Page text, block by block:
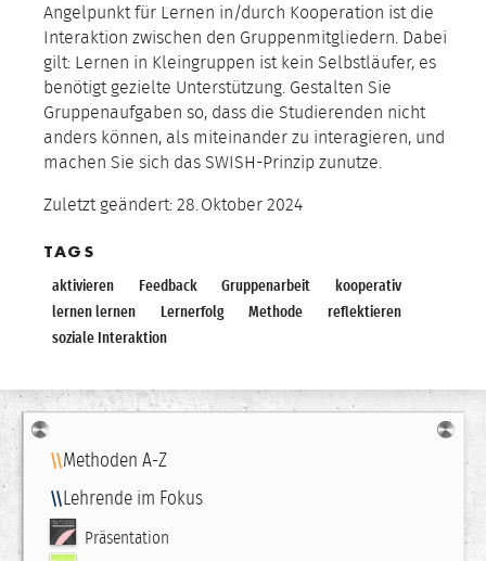
Angelpunkt für Lernen in/durch Kooperation ist die
Interaktion zwischen den Gruppenmitgliedern. Dabei
gilt: Lernen in Kleingruppen ist kein Selbstläufer, es
benötigt gezielte Unterstützung. Gestalten Sie
Gruppenaufgaben so, dass die Studierenden nicht
anders können, als miteinander zu interagieren, und
machen Sie sich das SWISH-Prinzip zunutze.
Zuletzt geändert: 28. Oktober 2024
TAGS
aktivieren Feedback Gruppenarbeit
kooperativ
lernen lernen
Lernerfolg Methode
reflektieren
soziale Interaktion
Navigation
Methoden A-Z
Lehrende im Fokus
Präsentation